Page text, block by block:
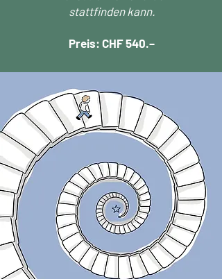
stattfinden kann.
Preis: CHF 540.–